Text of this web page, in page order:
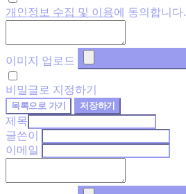
개인정보 수집 및 이용에 동의합니다.
이미지 업로드
비밀글로 지정하기
목록으로 가기 저장하기
제목
글쓴이
이메일